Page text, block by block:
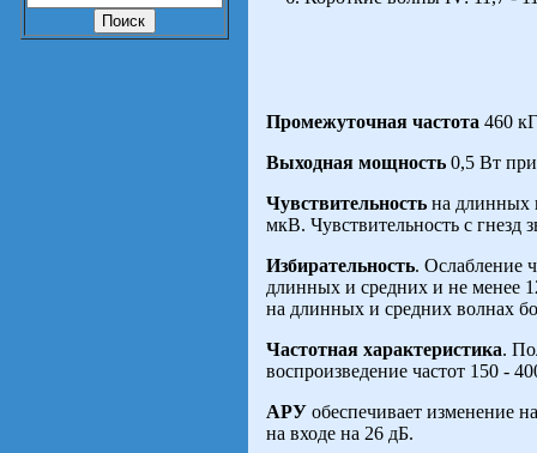
Промежуточная частота 460
Выходная мощность 0,5 Вт
Чувствительность на длинных
мкВ. Чувствительность с гнезд
Избирательность. Ослабление
длинных и средних и не менее
на длинных и средних волнах
Частотная характеристика.
воспроизведение частот 150 -
АРУ обеспечивает изменение
на входе на 26 дБ.